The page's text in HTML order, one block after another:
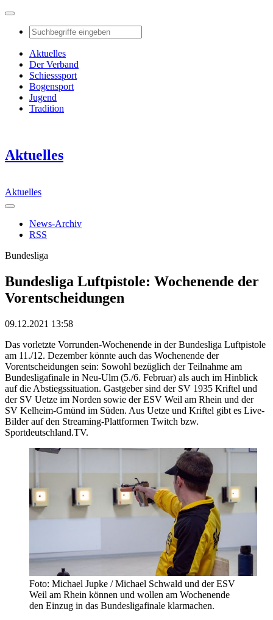
Aktuelles
Der Verband
Schiesssport
Bogensport
Jugend
Tradition
Aktuelles
Aktuelles
News-Archiv
RSS
Bundesliga
Bundesliga Luftpistole: Wochenende der
Vorentscheidungen
09.12.2021 13:58
Das vorletzte Vorrunden-Wochenende in der Bundesliga Luftpistole
am 11./12. Dezember könnte auch das Wochenende der
Vorentscheidungen sein: Sowohl bezüglich der Teilnahme am
Bundesligafinale in Neu-Ulm (5./6. Februar) als auch im Hinblick
auf die Abstiegssituation. Gastgeber sind der SV 1935 Kriftel und
der SV Uetze im Norden sowie der ESV Weil am Rhein und der
SV Kelheim-Gmünd im Süden. Aus Uetze und Kriftel gibt es Live-
Bilder auf den Streaming-Plattformen Twitch bzw.
Sportdeutschland.TV.
Foto: Michael Jupke / Michael Schwald und der ESV
Weil am Rhein können und wollen am Wochenende
den Einzug in das Bundesligafinale klarmachen.